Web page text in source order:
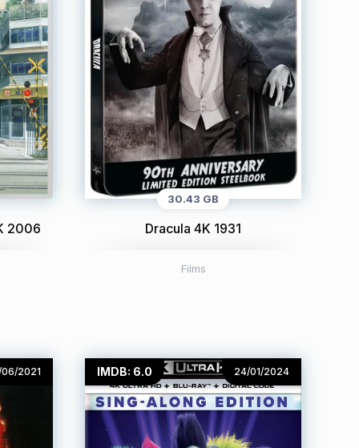
2006
30.43 GB
Dracula 4K 1931
Films
06/2021 IMDB: 6.0 24/01/2024